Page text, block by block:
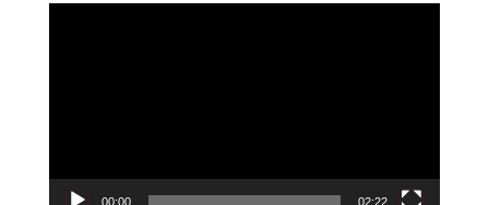
c
00:00 02:22